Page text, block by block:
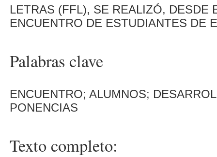
LETRAS (FFL), SE REALIZÓ, DESDE
ENCUENTRO DE ESTUDIANTES DE
Palabras clave
ENCUENTRO; ALUMNOS;
PONENCIAS
Texto completo: